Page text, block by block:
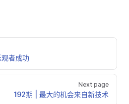
者成功
Next page
192期 | 最大的机会来自新技术